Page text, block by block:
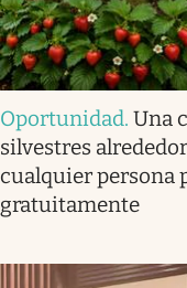
Oportunidad. Una
silvestres
cualquier persona
gratuitamente